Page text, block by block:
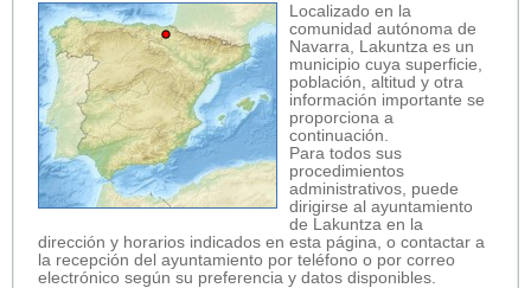
Localizado en la
comunidad autónoma de
Navarra, Lakuntza es un
municipio cuya superficie,
población, altitud y otra
información importante se
proporciona a
continuación.
Para todos sus
procedimientos
administrativos, puede
dirigirse al ayuntamiento
de Lakuntza en la
dirección y horarios indicados en esta página, o contactar a
la recepción del ayuntamiento por teléfono o por correo
electrónico según su preferencia y datos disponibles.